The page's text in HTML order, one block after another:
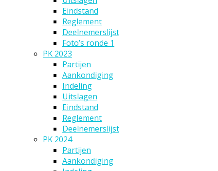
Eindstand
Reglement
Deelnemerslijst
Foto’s ronde 1
PK 2023
Partijen
Aankondiging
Indeling
Uitslagen
Eindstand
Reglement
Deelnemerslijst
PK 2024
Partijen
Aankondiging